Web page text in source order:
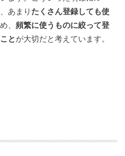
あまり たくさん登録しても使
、頻繁に使うものに絞って登
とが大切だと考えています。